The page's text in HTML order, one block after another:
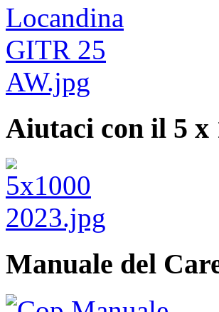
Aiutaci con il 5 x
Manuale del